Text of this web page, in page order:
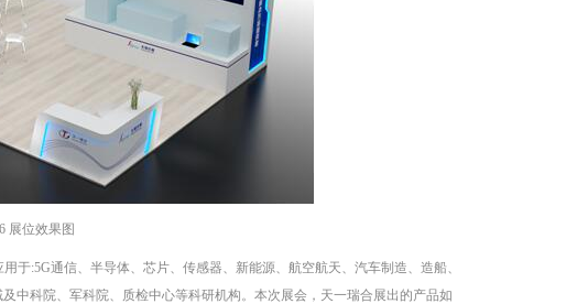
展位效果图
于:5G通信、半导体、芯片、传感器、新能源、航空航天、汽车制造、造船、
中科院、军科院、质检中心等科研机构。本次展会，天一瑞合展出的产品如